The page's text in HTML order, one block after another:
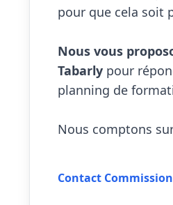
pour que cela soit
Nous vous
Tabarly pour
planning de
Nous comptons
Contact